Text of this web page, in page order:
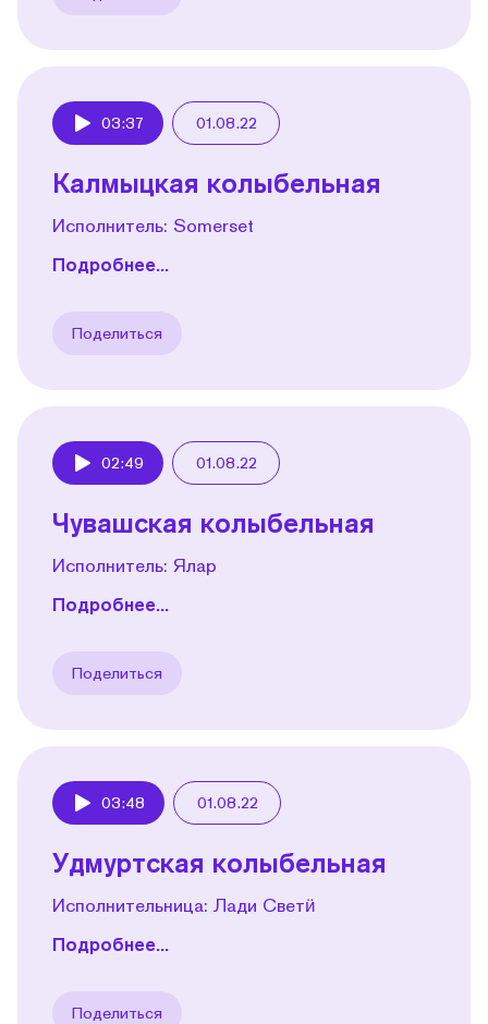
03:37 01.08.22
Калмыцкая колыбельная
Исполнитель: Somerset
Подробнее...
Поделиться
02:49 01.08.22
Чувашская колыбельная
Исполнитель: Ялар
Подробнее...
Поделиться
03:48 01.08.22
Удмуртская колыбельная
Исполнительница: Лади Светӥ
Подробнее...
Поделиться